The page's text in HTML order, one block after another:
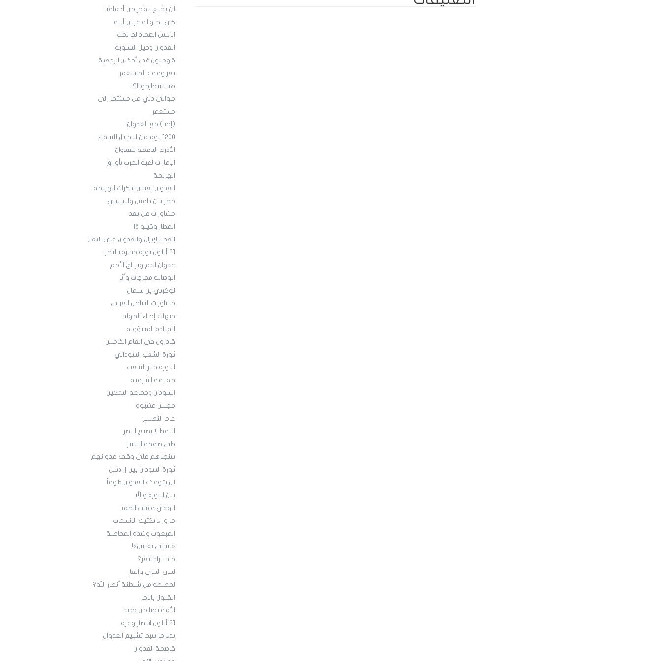
لن يضيع الفجر من أعماقنا
كي يخلو له عرش أبيه
الرئيس الصماد لم يمت
العدوان وجيل التسوية
قوميون في أحضان الرجعية
تعز وفقه المستعمر
هيا شتخارجونا؟!
موانئ دبي من مستثمر إلى
مستعمر
(إحنا) مع العدوان!
1200 يوم من التماثل للشفاء
الأذرع الناعمة للعدوان
الإمارات لعبة الحرب بأوراق
الهزيمة
العدوان يعيش سكرات الهزيمة
مصر بين داعش والسيسي
مشاورات عن بعد
المطار وكيلو 16
العداء لإيران والعدوان على اليمن
21 أيلول ثورة جديرة بالنصر
عدوان الدم وترياق الأمم
الوصاية مخرجات وأثر
لوكربي بن سلمان
مشاورات الساحل الغربي
جبهات إحياء المولد
القيادة المسؤولة
قادرون في العام الخامس
ثورة الشعب السوداني
الثورة خيار الشعب
حقيقة الشرعية
السودان وجماعة التمكين
مجلس مشبوه
عام النصـــــر
النفط لا يصنع النصر
طي صفحة البشير
سنجبرهم على وقف عدوانهم
ثورة السودان بين إرادتين
لن يتوقف العدوان طوعاً
بين الثورة والأنا
الوعي وغياب الضمير
ما وراء تكتيك الانسحاب
المبعوث وشدة المماطلة
«نشتي نعيش»!
ماذا يراد لتعز؟
لحى الخزي والعار
لمصلحة من شيطنة أنصار الله؟
القبول بالآخر
الأمة تحيا من جديد
21 أيلول انتصار وعزة
بدء مراسيم تشييع العدوان
قاصمة العدوان